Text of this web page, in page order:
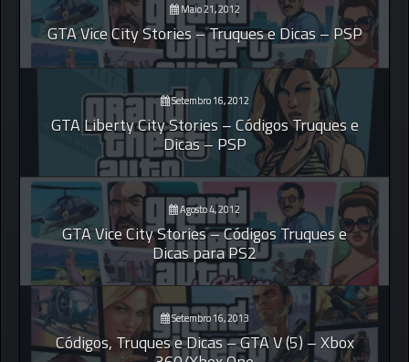
Maio 21, 2012
GTA Vice City Stories – Truques e Dicas – PSP
Setembro 16, 2012
GTA Liberty City Stories – Códigos Truques e
Dicas – PSP
Agosto 4, 2012
GTA Vice City Stories – Códigos Truques e
Dicas para PS2
Setembro 16, 2013
Códigos, Truques e Dicas – GTA V (5) – Xbox